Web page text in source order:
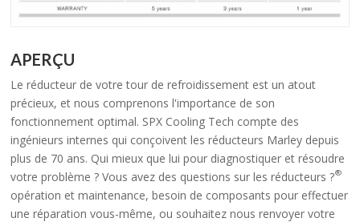
APERÇU
Le réducteur de votre tour de refroidissement est un atout
précieux, et nous comprenons l'importance de son
fonctionnement optimal. SPX Cooling Tech compte des
ingénieurs internes qui conçoivent les réducteurs Marley depuis
plus de 70 ans. Qui mieux que lui pour diagnostiquer et résoudre
votre problème ? Vous avez des questions sur les réducteurs ?®
opération et maintenance, besoin de composants pour effectuer
une réparation vous-même, ou souhaitez nous renvoyer votre